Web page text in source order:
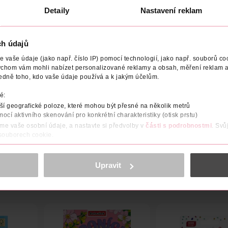
Detaily Nastavení reklam
údajů
vaše údaje (jako např. číslo IP) pomocí technologií, jako např. souborů
vám mohli nabízet personalizované reklamy a obsah, měření reklam
toho, kdo vaše údaje používá a k jakým účelům.
geografické poloze, které mohou být přesné na několik metrů
aktivního skenování pro konkrétní charakteristiky (otisk prstu)
vaše osobní údaje, a nastavte si předvolby v části s podrobnostmi .
cookie.
a reklam, funkcí sociálních médií, analýze návštěvnosti, které
osobních údajů.
<
Upravit
POČET NÁZEV VÝROBCE/DODAVATELE ADRESA
Ochranné, pevně uchycené uzavírání zabraňuje špinění,
V rámci objednávky bohužel není možné si konkrétní